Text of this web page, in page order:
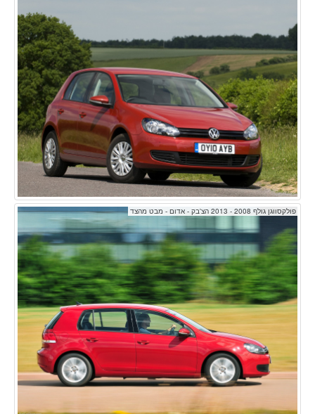
פולקסווגן גולף 2008 - 2013 הצ'בק - אדום - מבט מהצד